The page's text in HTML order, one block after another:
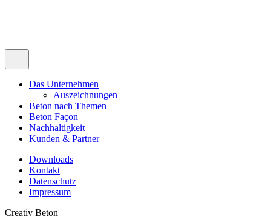
Das Unternehmen
Auszeichnungen
Beton nach Themen
Beton Façon
Nachhaltigkeit
Kunden & Partner
Downloads
Kontakt
Datenschutz
Impressum
Creativ Beton